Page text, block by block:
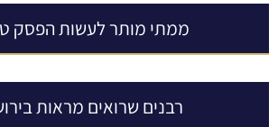
ממתי מותר לעשות הפסק
רבנים שרואים מראות